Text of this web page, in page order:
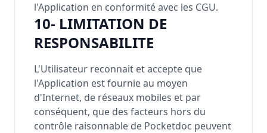
l'Application en conformité avec les CGU.
10- LIMITATION DE
RESPONSABILITE
L'Utilisateur reconnait et accepte que
l'Application est fournie au moyen
d'Internet, de réseaux mobiles et par
conséquent, que des facteurs hors du
contrôle raisonnable de Pocketdoc peuvent